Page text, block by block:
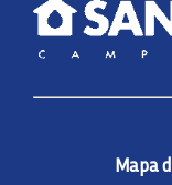
Mapa